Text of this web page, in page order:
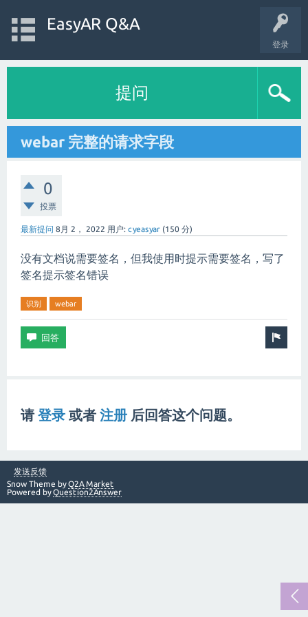
登录
EasyAR Q&A
提问
webar 完整的请求字段
0
投票
最新提问 8月 2， 2022 用户: cyeasyar (150 分)
没有文档说需要签名，但我使用时提示需要签名，写了
签名提示签名错误
识别 webar
请登录 或者 注册 后回答这个问题。
发送反馈
Snow Theme byQ2A Market
Powered byQuestion2Answer